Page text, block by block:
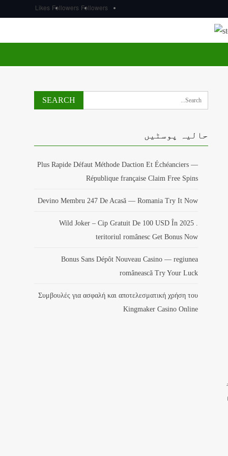
Followers
Followers
Likes
حالیہ پوسٹیں
Plus Rapide Défaut Méthode Daction Et Échéanciers —
République française Claim Free Spins
Devino Membru 247 De Acasă — Romania Try It Now
Wild Joker – Cip Gratuit De 100 USD În 2025 .
teritoriul românesc Get Bonus Now
Bonus Sans Dépôt Nouveau Casino — regiunea
românească Try Your Luck
Συμβουλές για ασφαλή και αποτελεσματική χρήση του
Kingmaker Casino Online